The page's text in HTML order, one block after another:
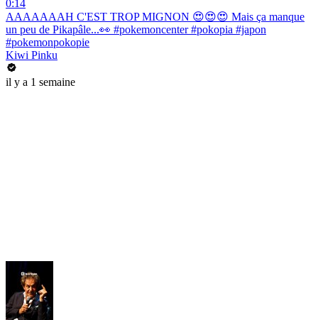
0:14
AAAAAAAH C'EST TROP MIGNON 😍😍😍 Mais ça manque
un peu de Pikapâle...👀 #pokemoncenter #pokopia #japon
#pokemonpokopie
Kiwi Pinku
il y a 1 semaine